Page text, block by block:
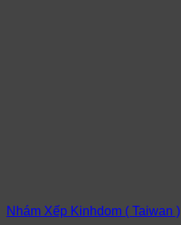
Nhám Xếp Kinhdom ( Taiwan )